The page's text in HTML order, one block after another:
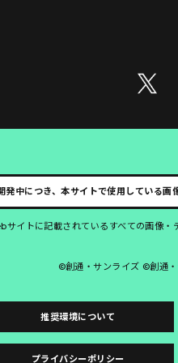
発中につき、本サイトで使用している画
サイトに記載されているすべての画像・
©創通・サンライズ ©創通
推奨環境について
プライバシーポリシー